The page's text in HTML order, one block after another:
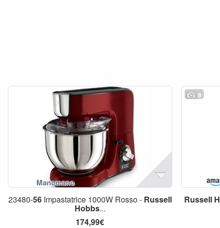
23480-56Impastatrice 1000W Rosso - Russell
Hobbs...
174,99€
9
Russell